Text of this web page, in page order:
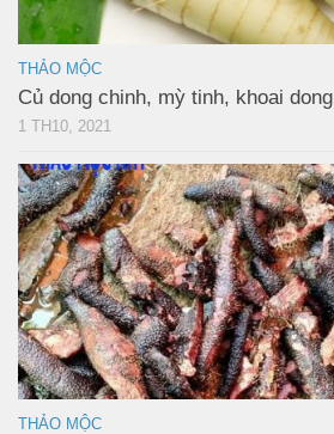
THẢO MỘC
Củ dong chinh, mỳ tinh, khoai dong
1 TH10, 2021
THẢO MỘC